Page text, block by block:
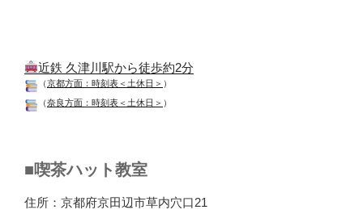
近鉄 久津川駅から徒歩約2分
（京都方面：時刻表＜土休日＞ ）
（奈良方面：時刻表＜土休日＞ ）
■喫茶ハット教室
住所：京都府京田辺市草内穴口21